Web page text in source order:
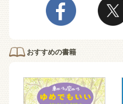
おすすめの書籍